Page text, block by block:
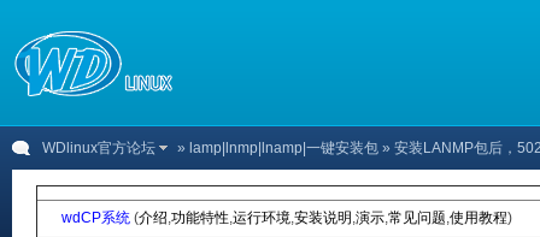
WDlinux官方论坛 » lamp|lnmp|lnamp|一键安装包 » 安装LANMP包后，
wdCP系统 (介绍,功能特性,运行环境,安装说明 ,演示,常见问题,使用教程)